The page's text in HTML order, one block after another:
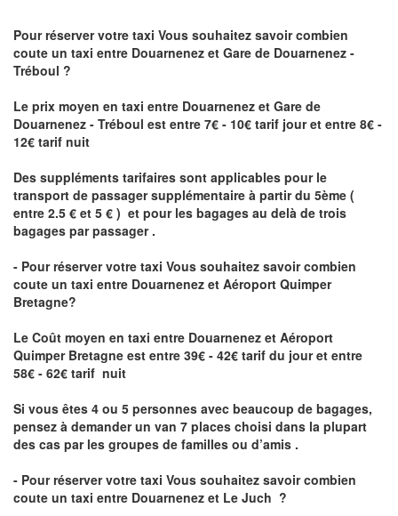
Pour réserver votre taxi Vous souhaitez savoircombien
coute un taxi entre Douarnenez et Gare de Douarnenez -
Tréboul ?
Le prix moyen en taxi entre Douarnenez et Gare de
Douarnenez - Tréboul est entre 7€ - 10€ tarif jour et entre 8€ -
12€ tarif nuit
Des suppléments tarifaires sont applicables pour le
transport de passager supplémentaire à partir du 5ème (
entre 2.5 € et 5 € ) et pour les bagages au delà de trois
bagages par passager .
- Pour réserver votre taxi Vous souhaitez savoircombien
coute un taxi entre Douarnenez et Aéroport Quimper
Bretagne?
Le Coût moyen en taxi entre Douarnenez et Aéroport
Quimper Bretagne est entre 39€ - 42€ tarif du jour et entre
58€ - 62€ tarif nuit
Si vous êtes 4 ou 5 personnes avec beaucoup de bagages,
pensez à demander un van 7 places choisi dans la plupart
des cas par les groupes de familles ou d’amis .
- Pour réserver votre taxi Vous souhaitez savoircombien
coute un taxi entre Douarnenez et Le Juch ?